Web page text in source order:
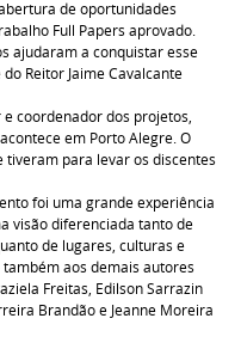
de oportunidades
Full Papers aprovado.
ajudaram a conquistar esse
Reitor Jaime Cavalcante
coordenador dos projetos,
em Porto Alegre. O
tiveram para levar os discentes
foi uma grande experiência
visão diferenciada tanto de
de lugares, culturas e
aos demais autores
Freitas, Edilson Sarrazin
Brandão e Jeanne Moreira